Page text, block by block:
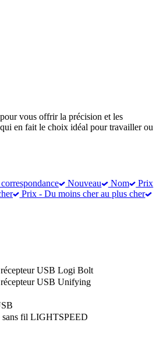
vous offrir la précision et les
en fait le choix idéal pour travailler ou
Nouveau Nom
Prix
Prix - Du moins cher au plus cher
USB Logi Bolt
USB Unifying
sans fil LIGHTSPEED